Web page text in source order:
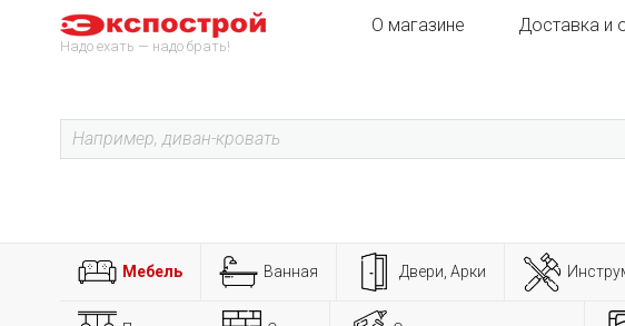
Надо ехать — надо брать!
О магазине Доставка и
Мебель Ванная Двери, Арки